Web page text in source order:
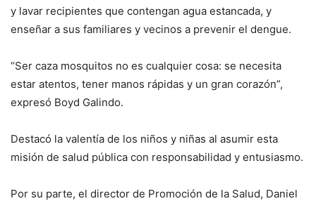
y lavar recipientes que contengan agua estancada, y
enseñar a sus familiares y vecinos a prevenir el dengue.
“Ser caza mosquitos no es cualquier cosa: se necesita
estar atentos, tener manos rápidas y un gran corazón”,
expresó Boyd Galindo.
Destacó la valentía de los niños y niñas al asumir esta
misión de salud pública con responsabilidad y entusiasmo.
Por su parte, el director de Promoción de la Salud, Daniel